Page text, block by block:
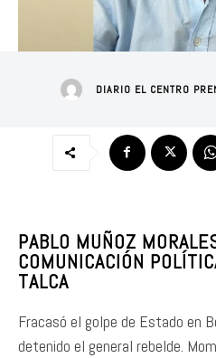
DIARIO EL CENTRO
PABLO MUÑOZ
COMUNICACIÓN
TALCA
Fracasó el golpe de Estado en
detenido el general rebelde.